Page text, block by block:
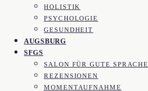
HOLISTIK
PSYCHOLOGIE
GESUNDHEIT
AUGSBURG
SFGS
SALON FÜR GUTE SPRACHE
REZENSIONEN
MOMENTAUFNAHME